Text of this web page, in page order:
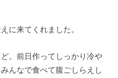
に来てくれました。
。前日作ってしっかり冷や
んなで食べて腹ごしらえし